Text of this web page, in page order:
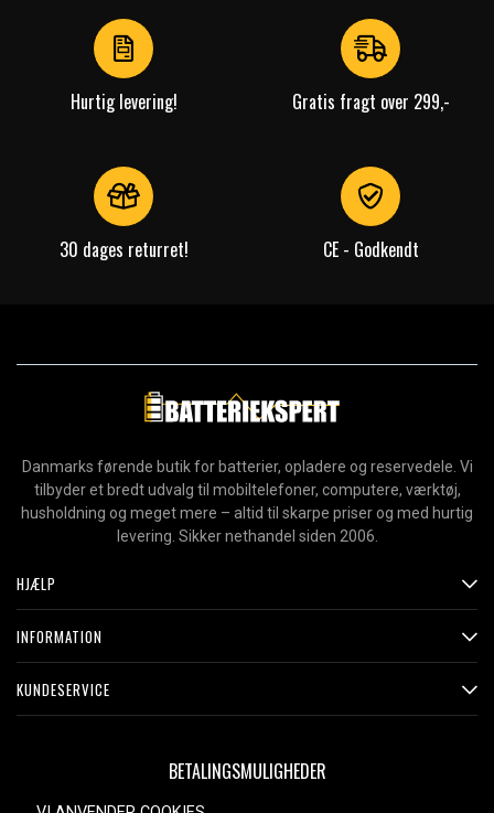
Hurtig levering! Gratis fragt over 299,-
30 dages returret! CE - Godkendt
Danmarks førende butik for batterier, opladere og reservedele. Vi
tilbyder et bredt udvalg til mobiltelefoner, computere, værktøj,
husholdning og meget mere – altid til skarpe priser og med hurtig
levering. Sikker nethandel siden 2006.
HJÆLP
INFORMATION
KUNDESERVICE
BETALINGSMULIGHEDER